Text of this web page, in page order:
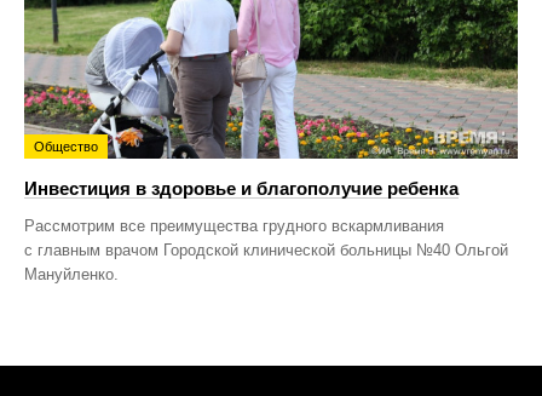
Общество
Инвестиция в здоровье и благополучие ребенка
Рассмотрим все преимущества грудного вскармливания
с главным врачом Городской клинической больницы №40 Ольгой
Мануйленко.